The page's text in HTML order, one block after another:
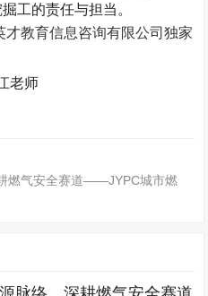
工的责任与担当。
教育信息咨询有限公司独家
老师
燃气安全赛道——JYPC城市燃